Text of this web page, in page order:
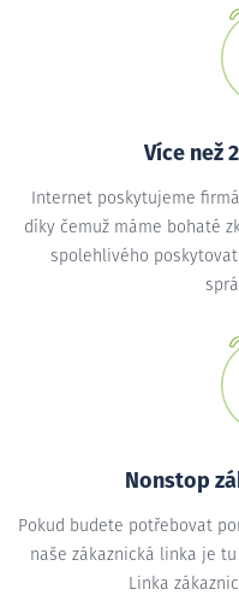
Více než
Internet poskytujeme
díky čemuž máme bohaté
spolehlivého
Nonstop
Pokud budete potřebovat
naše zákaznická linka je
Linka